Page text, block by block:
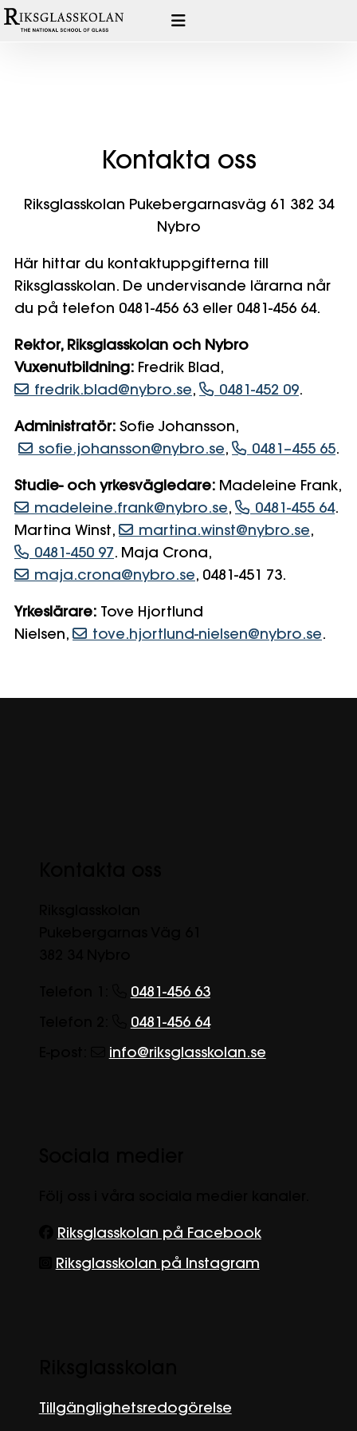
Hoppa
Kontakta oss
Riksglasskolan Pukebergarnasväg 61 382 34
Nybro
Här hittar du kontaktuppgifterna till
Riksglasskolan. De undervisande lärarna når
du på telefon 0481-456 63 eller 0481-456 64.
Rektor, Riksglasskolan och Nybro
Vuxenutbildning: Fredrik Blad,
fredrik.blad@nybro.se, 0481-452 09.
Administratör: Sofie Johansson,
sofie.johansson@nybro.se, 0481–455 65.
Studie- och yrkesvägledare: Madeleine Frank,
madeleine.frank@nybro.se, 0481-455 64.
Martina Winst,
martina.winst@nybro.se,
0481-450 97. Maja Crona,
maja.crona@nybro.se, 0481-451 73.
Yrkeslärare: Tove Hjortlund
Nielsen,
tove.hjortlund-nielsen@nybro.se.
0481-456 63
0481-456 64
info@riksglasskolan.se
Riksglasskolan på Facebook
Riksglasskolan på Instagram
Tillgänglighetsredogörelse